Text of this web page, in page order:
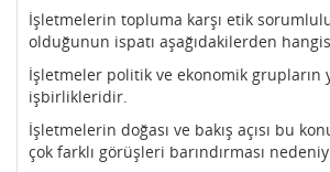
İşletmelerin topluma karşı etik
olduğunun ispatı aşağıdakilerden
İşletmeler politik ve ekonomik grupların
işbirlikleridir.
İşletmelerin doğası ve bakış açısı bu
çok farklı görüşleri barındırması